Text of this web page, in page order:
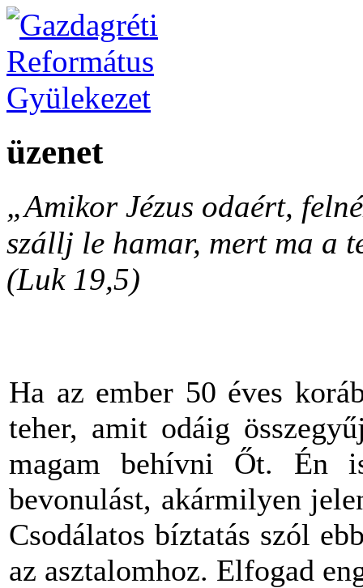
üzenet
„Amikor Jézus odaért,
szállj le hamar, mert ma a
(Luk 19,5)
Ha az ember 50 éves
teher, amit odáig
magam behívni Őt. Én
bevonulást, akármilyen
Csodálatos bíztatás szól
az asztalomhoz. Elfogad